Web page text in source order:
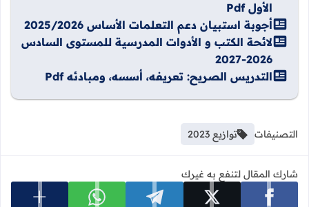
الأول Pdf
أجوبة استبيان دعم التعلمات الأساس 2025/2026
لائحة الكتب و الأدوات المدرسية للمستوى السادس
2026-2027
التدريس الصريح: تعريفه، أسسه، ومبادئه Pdf
التصنيفات توازيع 2023
شارك المقال لتنفع به غيرك
عرض